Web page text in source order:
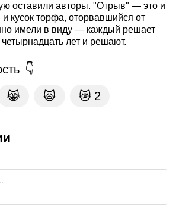
оставили авторы. "Отрыв" — это и
кусок торфа, оторвавшийся от
имели в виду — каждый решает
лет и решают.
😹 🙀 😿 2